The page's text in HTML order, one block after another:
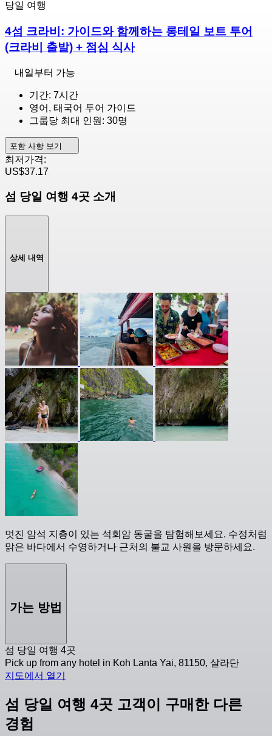
당일 여행
4섬 크라비: 가이드와 함께하는 롱테일 보트 투어
(크라비 출발) + 점심 식사
내일부터 가능
기간: 7시간
영어, 태국어 투어 가이드
그룹당 최대 인원: 30명
포함 사항 보기
최저가격:
US$37.17
섬 당일 여행 4곳 소개
상세 내역
멋진 암석 지층이 있는 석회암 동굴을 탐험해보세요. 수정처럼
맑은 바다에서 수영하거나 근처의 불교 사원을 방문하세요.
가는 방법
섬 당일 여행 4곳
Pick up from any hotel in Koh Lanta Yai, 81150, 살라단
지도에서 열기
섬 당일 여행 4곳 고객이 구매한 다른
경험